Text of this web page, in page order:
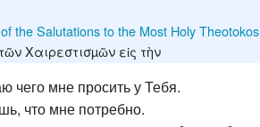
the Salutations to the Most Holy Theotokos
Χαιρεστισµῶν εἰς τὴν
чего мне просить у Тебя.
что мне потребно.